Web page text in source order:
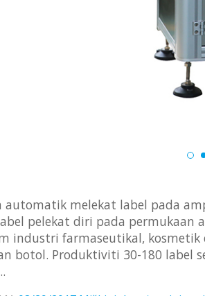
automatik melekat label pada
pelekat diri pada
industri farmaseutikal,
botol. Produktiviti 30-180 label